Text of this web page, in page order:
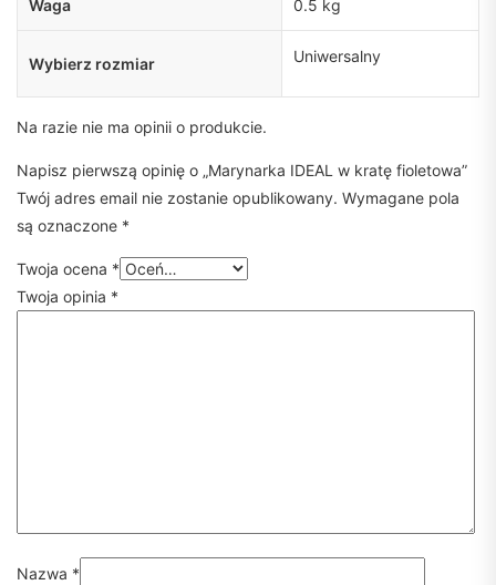
Waga 0.5 kg
Wybierz rozmiar Uniwersalny
Na razie nie ma opinii o produkcie.
Napisz pierwszą opinię o „Marynarka IDEAL w kratę fioletowa”
Twój adres email nie zostanie opublikowany. Wymagane pola
są oznaczone *
Twoja ocena *
Twoja opinia *
Nazwa *